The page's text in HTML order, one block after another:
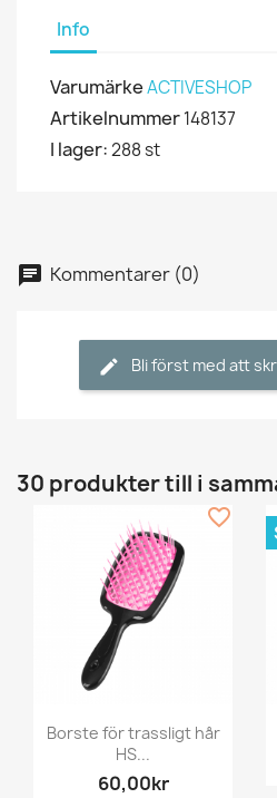
Info
VarumärkeACTIVESHOP
Artikelnummer148137
I lager:288 st
Kommentarer (0)
Bli först med att
30 produkter till i
Borste för trassligt hår
HS...
60,00kr
favorite_border